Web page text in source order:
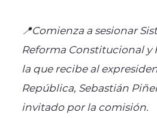
📍Comienza a sesionar
Reforma Constitucional y
la que recibe al
República, Sebastián
invitado por la comisión.